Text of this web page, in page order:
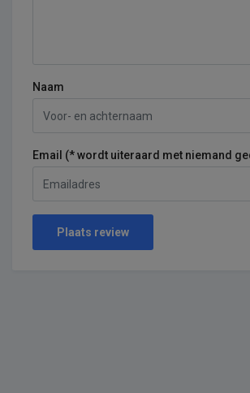
Naam
Email (* wordt uiteraard met niemand
Plaats review